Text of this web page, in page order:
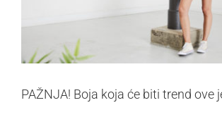
PAŽNJA! Boja koja će biti trend ove